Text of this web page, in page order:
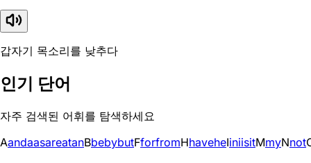
갑자기 목소리를 낮추다
인기 단어
자주 검색된 어휘를 탐색하세요
AandaasareatanBbebybutFforfromHhaveheIiniisitMmyNnot